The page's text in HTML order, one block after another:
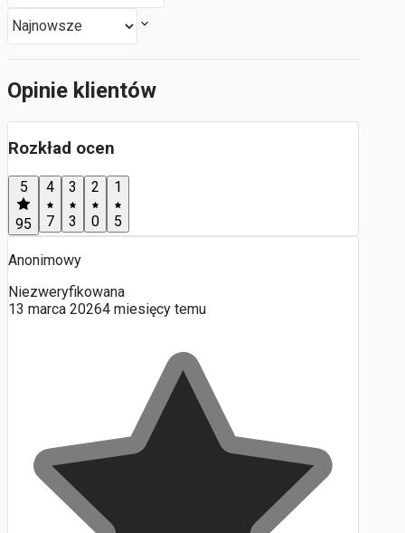
Opinie klientów
Rozkład ocen
5
95
4
7
3
3
2
0
1
5
Anonimowy
Niezweryfikowana
13 marca 20264 miesięcy temu